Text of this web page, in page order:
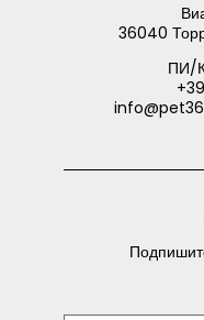
36040
ПИ/